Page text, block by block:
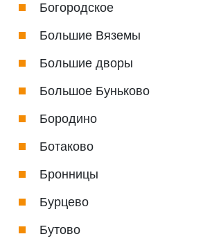
Богородское
Большие Вяземы
Большие дворы
Большое Буньково
Бородино
Ботаково
Бронницы
Бурцево
Бутово